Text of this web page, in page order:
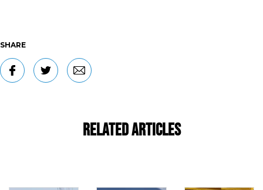
SHARE
Related Articles